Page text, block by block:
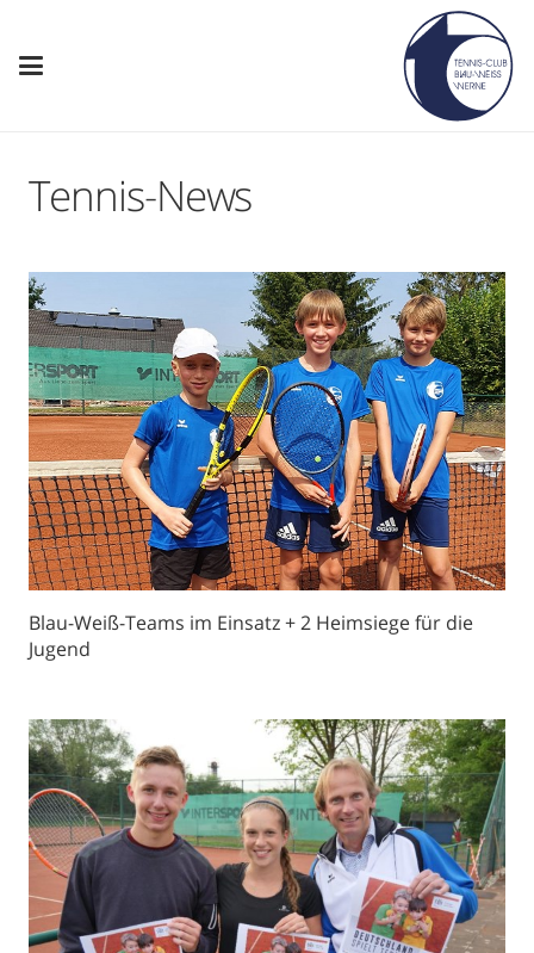
Tennis-News
Blau-Weiß-Teams im Einsatz + 2 Heimsiege für die
Jugend